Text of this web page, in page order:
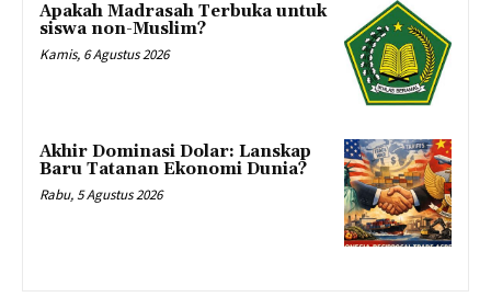
Apakah Madrasah Terbuka untuk
siswa non-Muslim?
Kamis, 6 Agustus 2026
Akhir Dominasi Dolar: Lanskap
Baru Tatanan Ekonomi Dunia?
Rabu, 5 Agustus 2026